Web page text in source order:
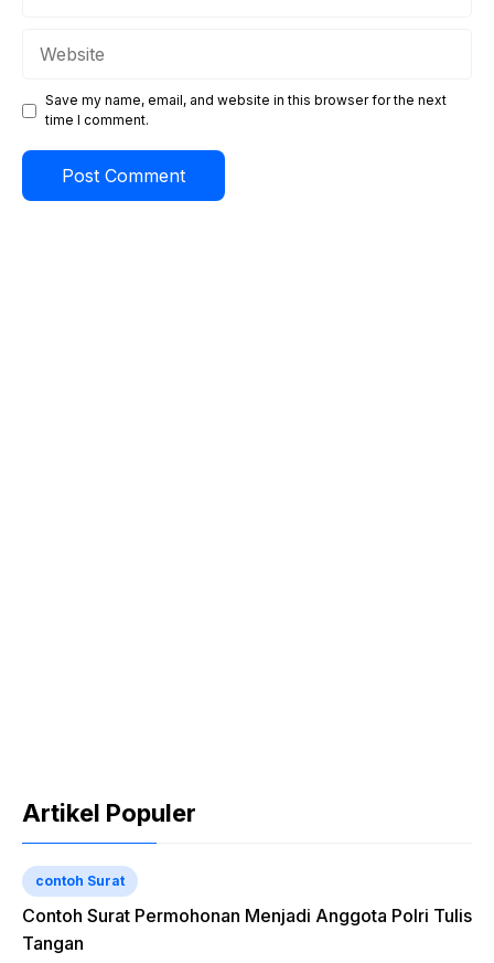
Save my name, email, and website in this browser for the next
time I comment.
Artikel Populer
contoh Surat
Contoh Surat Permohonan Menjadi Anggota Polri Tulis
Tangan